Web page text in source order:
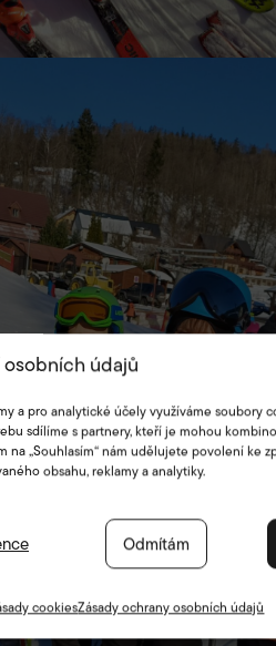
údajů
a pro analytické účely využíváme soubory
sdílíme s partnery, kteří je mohou
na „Souhlasím“ nám udělujete povolení ke
obsahu, reklamy a analytiky.
Odmítám
cookiesZásady ochrany osobních údajů